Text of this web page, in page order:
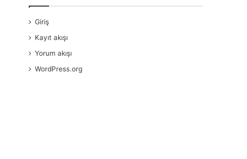
Giriş
Kayıt akışı
Yorum akışı
WordPress.org